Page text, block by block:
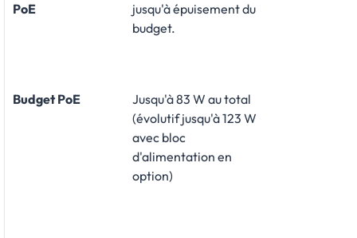
PoE
jusqu'à épuisement du
budget.
Budget PoE
Jusqu'à 83 W au total
(évolutif jusqu'à 123 W
avec bloc
d'alimentation en
option)